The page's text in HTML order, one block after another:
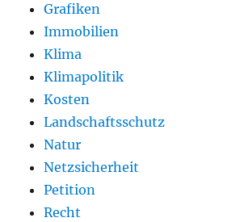
Grafiken
Immobilien
Klima
Klimapolitik
Kosten
Landschaftsschutz
Natur
Netzsicherheit
Petition
Recht